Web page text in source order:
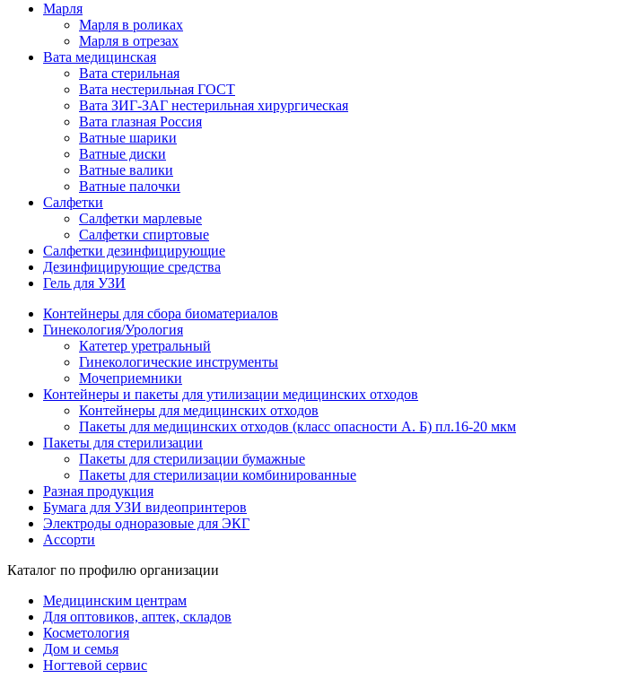
Марля
Марля в роликах
Марля в отрезах
Вата медицинская
Вата стерильная
Вата нестерильная ГОСТ
Вата ЗИГ-ЗАГ нестерильная хирургическая
Вата глазная Россия
Ватные шарики
Ватные диски
Ватные валики
Ватные палочки
Салфетки
Салфетки марлевые
Салфетки спиртовые
Салфетки дезинфицирующие
Дезинфицирующие средства
Гель для УЗИ
Контейнеры для сбора биоматериалов
Гинекология/Урология
Катетер уретральный
Гинекологические инструменты
Мочеприемники
Контейнеры и пакеты для утилизации медицинских отходов
Контейнеры для медицинских отходов
Пакеты для медицинских отходов (класс опасности А. Б) пл.16-20 мкм
Пакеты для стерилизации
Пакеты для стерилизации бумажные
Пакеты для стерилизации комбинированные
Разная продукция
Бумага для УЗИ видеопринтеров
Электроды одноразовые для ЭКГ
Ассорти
Каталог по профилю организации
Медицинским центрам
Для оптовиков, аптек, складов
Косметология
Дом и семья
Ногтевой сервис